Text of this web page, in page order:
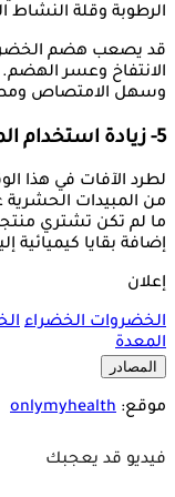
الرطوبة وقلة النشاط
قد يصعب هضم
الانتفاخ وعسر
وسهل الامتصاص
5- زيادة استخدام المبيدات الحشرية
لطرد الآفات في هذا
من المبيدات الحشرية
ما لم تكن تشتري
إضافة بقايا كيميائية
إعلان
الخضروات الخضراء
المعدة
المصادر
موقع: onlymyhealth
فيديو قد يعجبك